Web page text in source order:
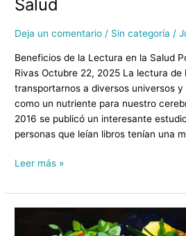
Salud
Deja un comentario / Sin categoría /
Beneficios de la Lectura en la Salud
Rivas Octubre 22, 2025 La lectura de
transportarnos a diversos universos y
como un nutriente para nuestro
2016 se publicó un interesante
personas que leían libros tenían una
Leer más »